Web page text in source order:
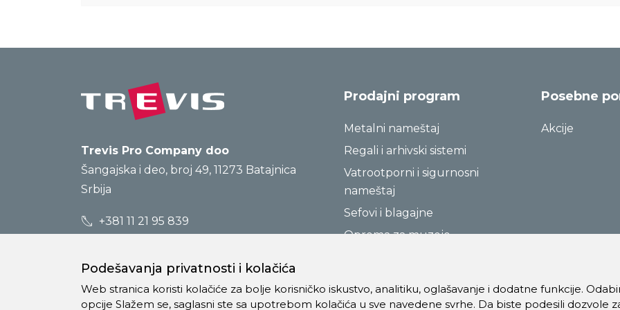
Trevis Pro Company doo
Šangajska i deo, broj 49, 11273 Batajnica
Srbija
+381 11 21 95 839
Prodajni program
Metalni nameštaj
Regali i arhivski sistemi
Vatrootporni i sigurnosni
nameštaj
Sefovi i blagajne
Oprema za muzeje
Posebne
Akcije
Podešavanja privatnosti i kolačića
Web stranica koristi kolačiće za bolje korisničko iskustvo, analitiku, oglašavanje i dodatne funkcije.
opcije Slažem se, saglasni ste sa upotrebom kolačića u sve navedene svrhe. Da biste podesili dozvole